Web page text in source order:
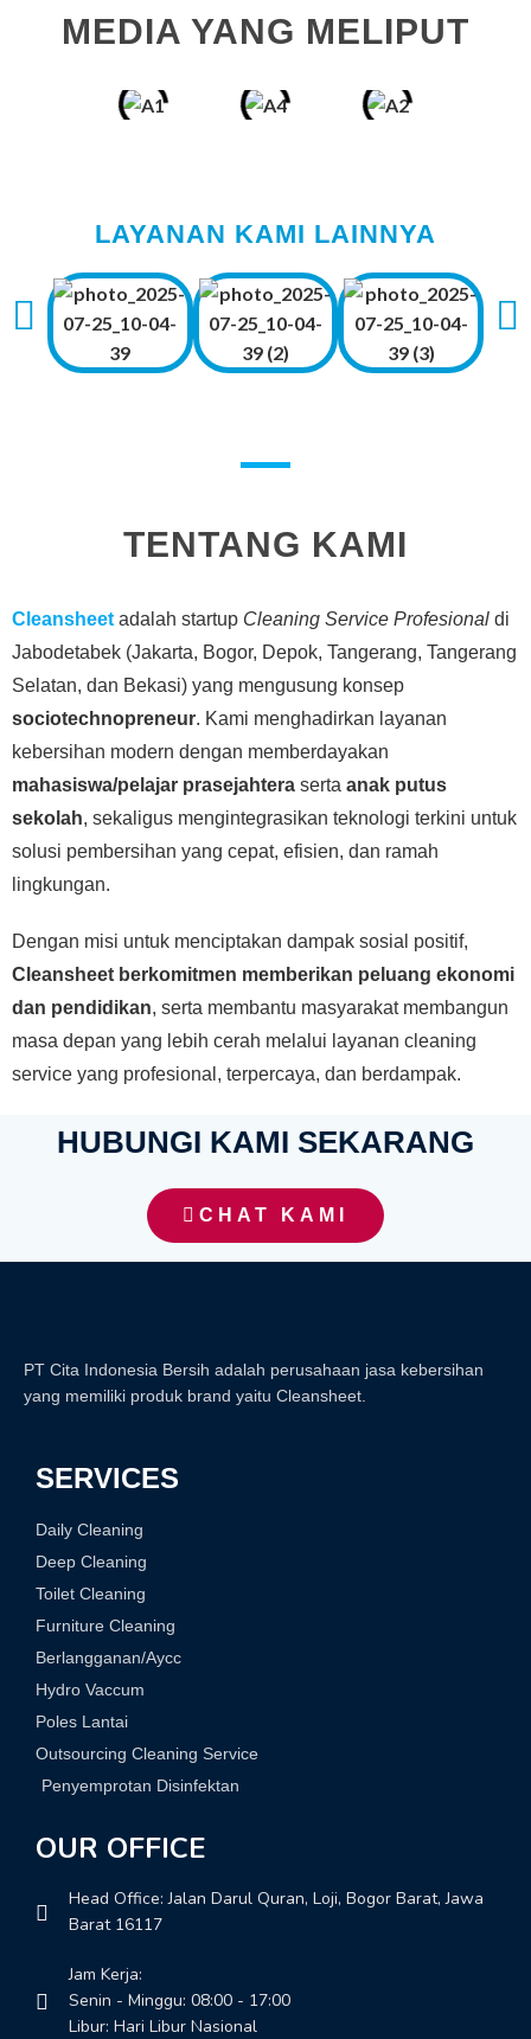
MEDIA YANG MELIPUT
LAYANAN KAMI LAINNYA
TENTANG KAMI
Cleansheet adalah startup Cleaning Service Profesional di
Jabodetabek (Jakarta, Bogor, Depok, Tangerang, Tangerang
Selatan, dan Bekasi) yang mengusung konsep
sociotechnopreneur. Kami menghadirkan layanan
kebersihan modern dengan memberdayakan
mahasiswa/pelajar prasejahtera serta anak putus
sekolah, sekaligus mengintegrasikan teknologi terkini untuk
solusi pembersihan yang cepat, efisien, dan ramah
lingkungan.
Dengan misi untuk menciptakan dampak sosial positif,
Cleansheet berkomitmen memberikan peluang ekonomi
dan pendidikan, serta membantu masyarakat membangun
masa depan yang lebih cerah melalui layanan cleaning
service yang profesional, terpercaya, dan berdampak.
HUBUNGI KAMI SEKARANG
CHAT KAMI
PT Cita Indonesia Bersih adalah perusahaan jasa kebersihan
yang memiliki produk brand yaitu Cleansheet.
SERVICES
Daily Cleaning
Deep Cleaning
Toilet Cleaning
Furniture Cleaning
Berlangganan/Aycc
Hydro Vaccum
Poles Lantai
Outsourcing Cleaning Service
Penyemprotan Disinfektan
OUR OFFICE
Head Office: Jalan Darul Quran, Loji, Bogor Barat, Jawa
Barat 16117
Jam Kerja:
Senin - Minggu: 08:00 - 17:00
Libur: Hari Libur Nasional